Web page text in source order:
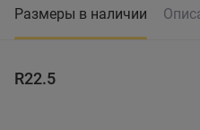
Размеры в наличии
R22.5